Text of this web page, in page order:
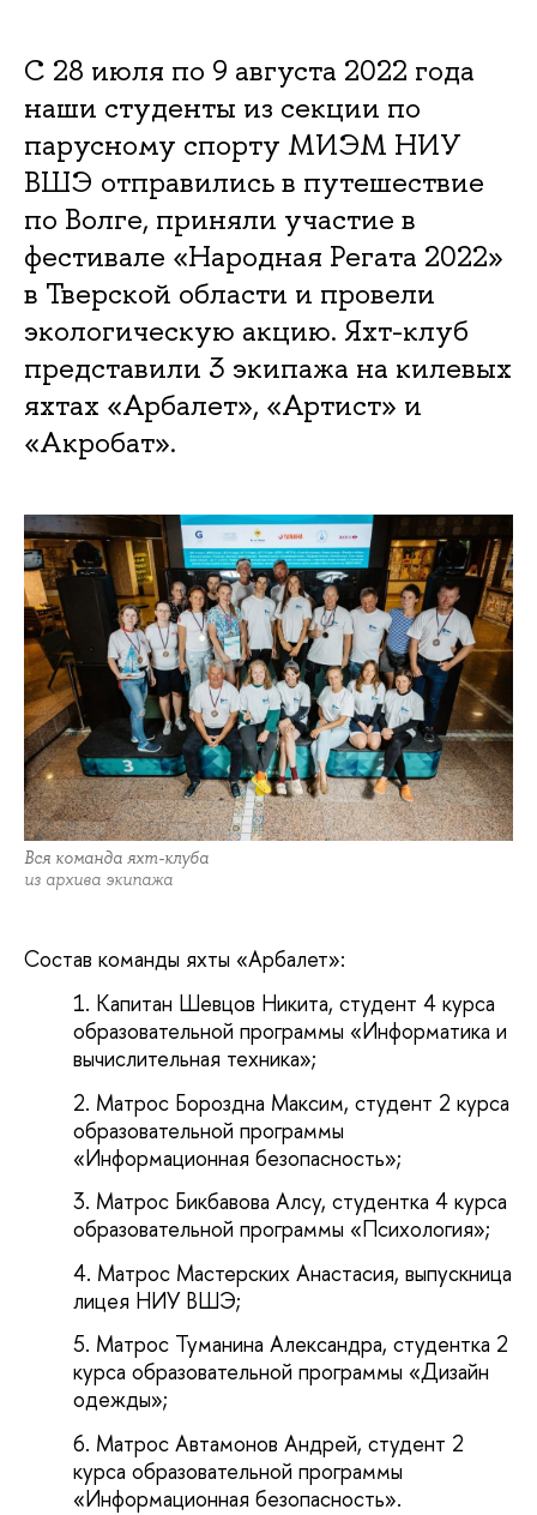
С 28 июля по 9 августа 2022 года
наши студенты из секции по
парусному спорту МИЭМ НИУ
ВШЭ отправились в путешествие
по Волге, приняли участие в
фестивале «Народная Регата 2022»
в Тверской области и провели
экологическую акцию. Яхт-клуб
представили 3 экипажа на килевых
яхтах «Арбалет», «Артист» и
«Акробат».
Вся команда яхт-клуба
из архива экипажа
Состав команды яхты «Арбалет»:
Капитан Шевцов Никита, студент 4 курса
образовательной программы «Информатика и
вычислительная техника»;
Матрос Бороздна Максим, студент 2 курса
образовательной программы
«Информационная безопасность»;
Матрос Бикбавова Алсу, студентка 4 курса
образовательной программы «Психология»;
Матрос Мастерских Анастасия, выпускница
лицея НИУ ВШЭ;
Матрос Туманина Александра, студентка 2
курса образовательной программы «Дизайн
одежды»;
Матрос Автамонов Андрей, студент 2
курса образовательной программы
«Информационная безопасность».